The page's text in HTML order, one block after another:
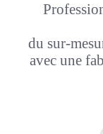
du sur-
avec une